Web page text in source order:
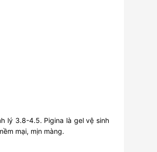
lý 3.8-4.5. Pigina là gel vệ sinh
mại, mịn màng.